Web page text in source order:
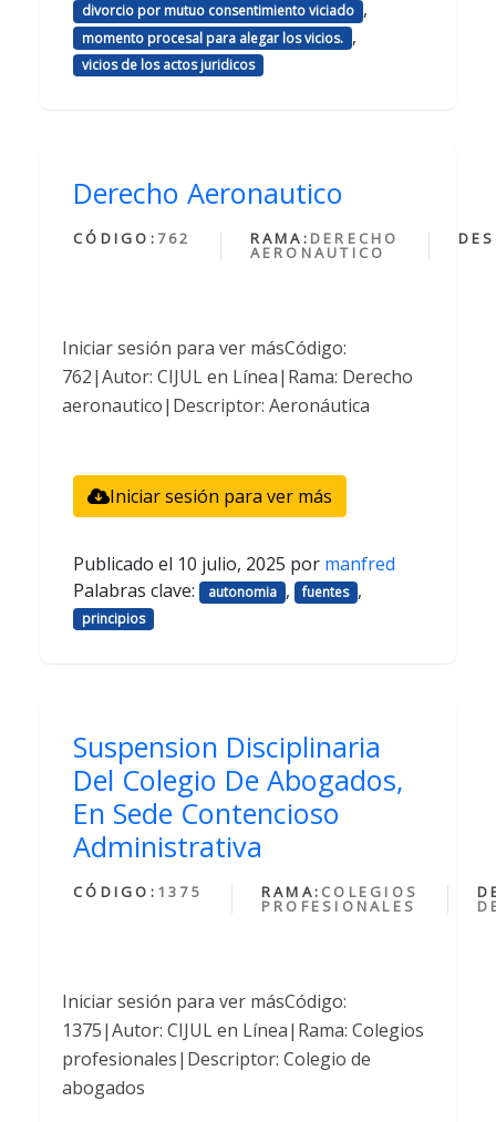
divorcio por mutuo consentimiento viciado ,
momento procesal para alegar los vicios. ,
vicios de los actos juridicos
Derecho Aeronautico
CÓDIGO: 762 RAMA: DERECHO
AERONAUTICO
Iniciar sesión para ver másCódigo:
762|Autor: CIJUL en Línea|Rama: Derecho
aeronautico|Descriptor: Aeronáutica
Iniciar sesión para ver más
Publicado el 10 julio, 2025 por manfred
Palabras clave:
autonomia , fuentes ,
principios
Suspension Disciplinaria
Del Colegio De Abogados,
En Sede Contencioso
Administrativa
CÓDIGO: 1375 RAMA: COLEGIOS
PROFESIONALES
Iniciar sesión para ver másCódigo:
1375|Autor: CIJUL en Línea|Rama: Colegios
profesionales|Descriptor: Colegio de
abogados